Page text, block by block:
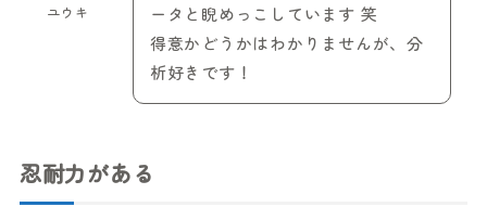
ユウキ
ータと睨めっこしています 笑
得意かどうかはわかりませんが、分
析好きです！
忍耐力がある